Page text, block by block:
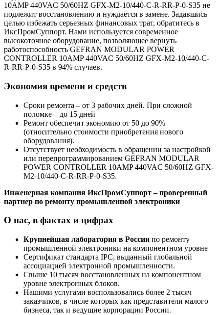
10AMP 440VAC 50/60HZ GFX-M2-10/440-C-R-RR-P-0-S35 не
подлежит восстановлению и нуждается в замене. Задавшись
целью избежать серьезных финансовых трат, обратитесь в
ИксПромСуппорт. Нами используется современное
высокоточное оборудование, позволяющее вернуть
работоспособность GEFRAN MODULAR POWER
CONTROLLER 10AMP 440VAC 50/60HZ GFX-M2-10/440-C-
R-RR-P-0-S35 в 94% случаев.
Экономия времени и средств
Сроки ремонта – от 3 рабочих дней. При сложной
поломке – до 15 дней
Ремонт обеспечит экономию от 50 до 90%
(относительно стоимости приобретения нового
оборудования).
Отсутствует необходимость в обращении за настройкой
или перепрограммированием GEFRAN MODULAR
POWER CONTROLLER 10AMP 440VAC 50/60HZ GFX-
M2-10/440-C-R-RR-P-0-S35.
Инженерная компания ИксПромСуппорт – проверенный
партнер по ремонту промышленной электроники
О нас, в фактах и цифрах
Крупнейшая лаборатория в России по ремонту
промышленной электроники на компонентном уровне
Сертификат стандарта IPC, выданный глобальной
ассоциацией электронной промышленности.
Свыше 10 тысяч восстановленных на компонентном
уровне электронных блоков.
Нашими услугами воспользовались более 2 тысяч
заказчиков, в числе которых как представители малого
бизнеса, так и ведущие корпорации России.